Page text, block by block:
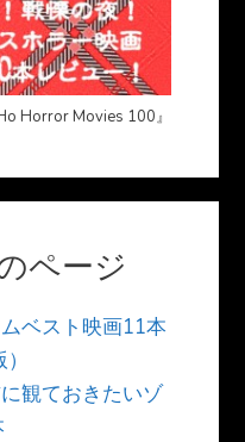
Horror Movies 100』
ページ
ベスト映画11本
観ておきたいゾ